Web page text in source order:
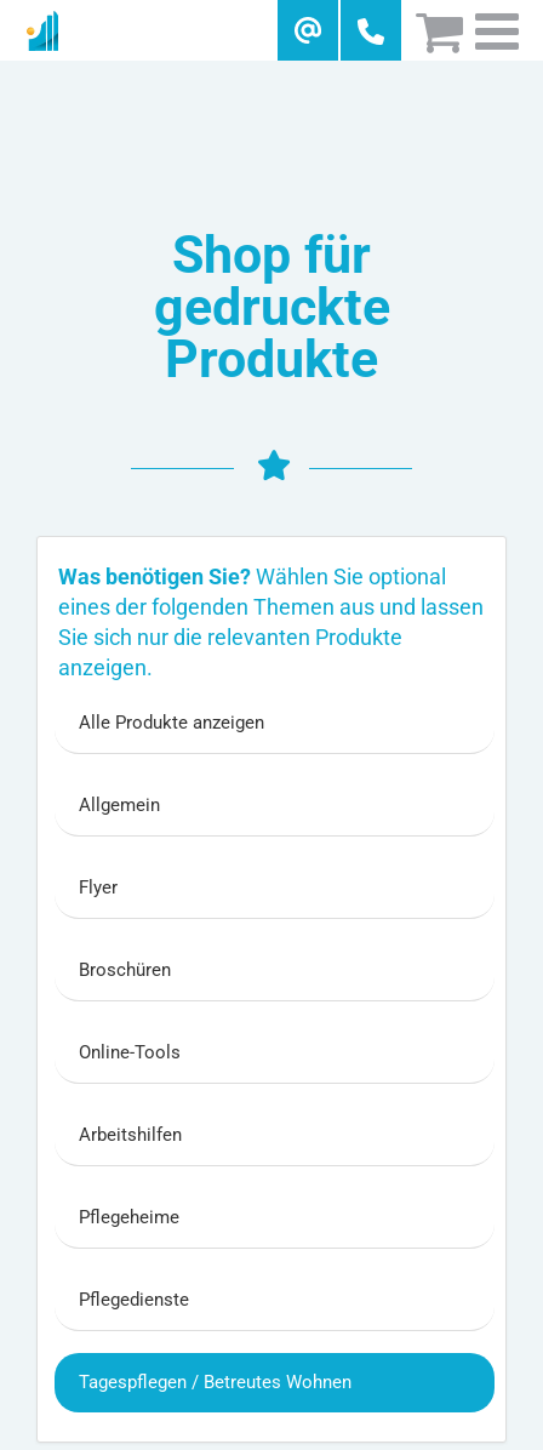
Shop für
gedruckte
Produkte
Was benötigen Sie?Wählen Sie optional
eines der folgenden Themen aus und lassen
Sie sich nur die relevanten Produkte
anzeigen.
Alle Produkte anzeigen
Allgemein
Flyer
Broschüren
Online-Tools
Arbeitshilfen
Pflegeheime
Pflegedienste
Tagespflegen / Betreutes Wohnen